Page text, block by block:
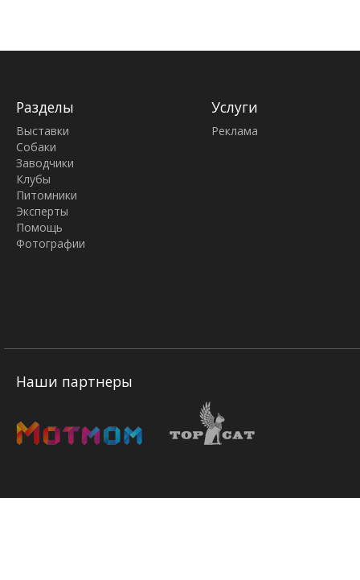
Разделы
Выставки
Собаки
Заводчики
Клубы
Питомники
Эксперты
Помощь
Фотографии
Услуги
Реклама
Наши партнеры